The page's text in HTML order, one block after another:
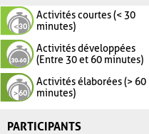
Activités courtes (< 30
minutes)
Activités développées
(Entre 30 et 60 minutes)
Activités élaborées (> 60
minutes)
PARTICIPANTS